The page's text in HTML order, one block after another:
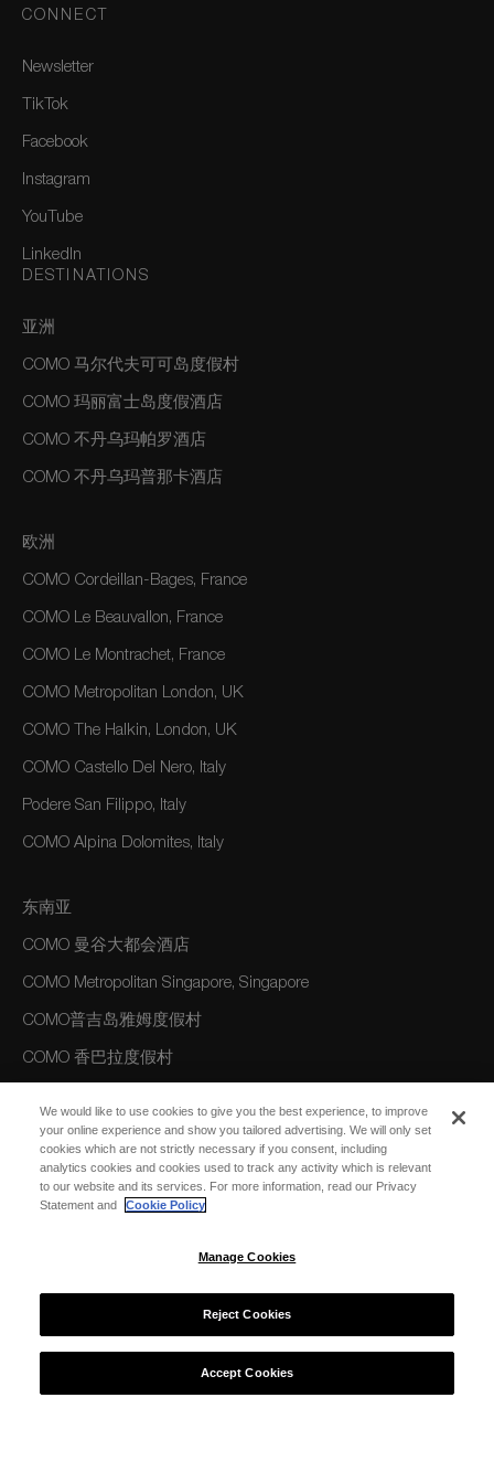
CONNECT
Newsletter
TikTok
Facebook
Instagram
YouTube
LinkedIn
DESTINATIONS
亚洲
COMO 马尔代夫可可岛度假村
COMO 玛丽富士岛度假酒店
COMO 不丹乌玛帕罗酒店
COMO 不丹乌玛普那卡酒店
欧洲
COMO Cordeillan-Bages, France
COMO Le Beauvallon, France
COMO Le Montrachet, France
COMO Metropolitan London, UK
COMO The Halkin, London, UK
COMO Castello Del Nero, Italy
Podere San Filippo, Italy
COMO Alpina Dolomites, Italy
东南亚
COMO 曼谷大都会酒店
COMO Metropolitan Singapore, Singapore
COMO普吉岛雅姆度假村
COMO 香巴拉度假村
COMO 巴厘岛乌玛长谷度假村
美洲
COMO The Treasury, Perth
We would like to use cookies to give you the best experience, to improve
your online experience and show you tailored advertising. We will only set
cookies which are not strictly necessary if you consent, including
analytics cookies and cookies used to track any activity which is relevant
to our website and its services. For more information, read our Privacy
Statement and
Cookie Policy
Manage Cookies
Reject Cookies
Accept Cookies